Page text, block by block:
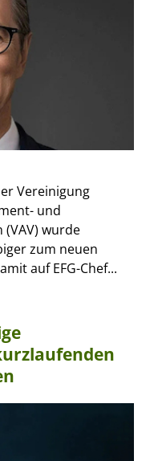
Vereinigung
und
wurde
zum neuen
auf EFG-Chef...